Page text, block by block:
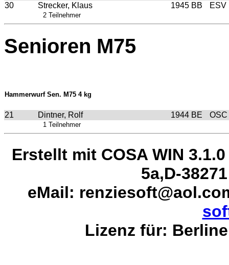
30
Strecker, Klaus 1945 BB ESV
2 Teilnehmer
Senioren M75
Hammerwurf Sen. M75 4 kg
21 Dintner, Rolf 1944 BE
1 Teilnehmer
Erstellt mit COSA WIN
5a,D-
eMail:
Lizenz für: